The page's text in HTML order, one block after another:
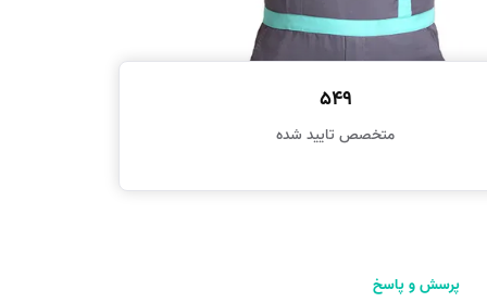
549
متخصص تایید شده
پرسش و پاسخ